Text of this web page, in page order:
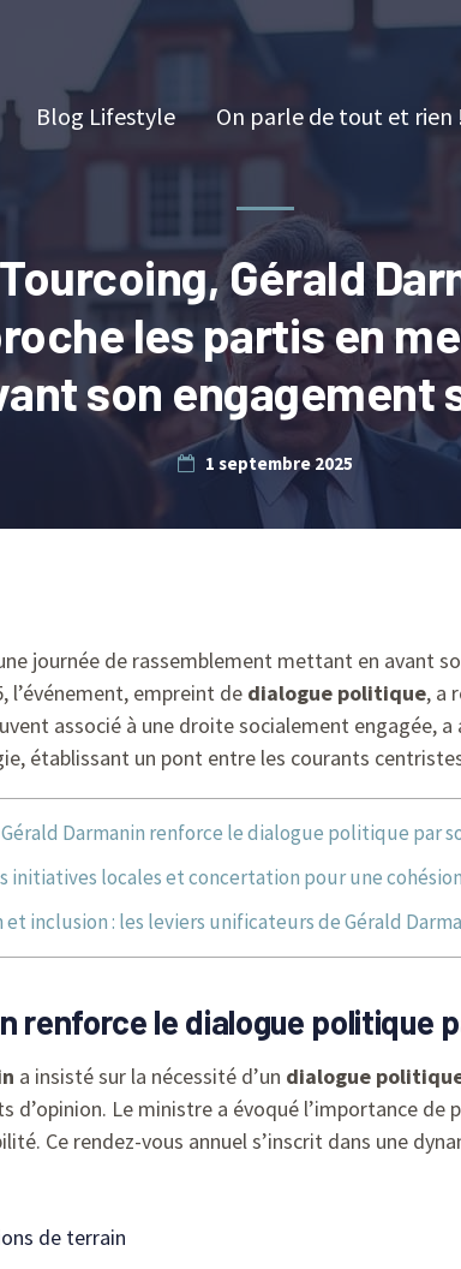
Blog Lifestyle On parle de tout et rien
Gérald
les partis en
son engagement
1 septembre 2025
journée de rassemblement mettant en avant
l’événement, empreint de dialogue politique, a
associé à une droite socialement engagée,
établissant un pont entre les courants
Darmanin renforce le dialogue politique par
initiatives locales et concertation pour une
inclusion : les leviers unificateurs de Gérald
renforce le dialogue politique
a insisté sur la nécessité d’un dialogue
Le ministre a évoqué l’importance de
Ce rendez-vous annuel s’inscrit dans une
de terrain